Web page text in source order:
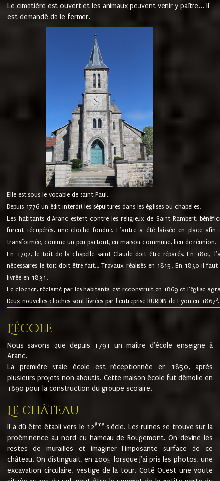
Le cimetière est ouvert et les animaux peuvent venir y paître... Il
est demandé de le fermer.
Elle est sous le vocable de saint Paul.
Depuis 1776 un édit interdit les sépultures dans les églises ou chapelles.
Les habitants d'Aranc estent contre les religieux de Saint Rambert,
furent récupérés, une cloche fondue. L'autre a été laissée en place
transformée, comme un peu partout, en maison commune, lieu de réunion.
En 1792, le toit de la chapelle saint Claude doit être réparés. En 1805
nécessaires le toit doit être fait... Travaux réalisés en 1815. En 1830 il
livrée en 1831.
Le clocher, réclamé par les habitants, est reconstruit en 1869 et l'église
Deux nouvelles cloches sont livrées par l'entreprise BURDIN de Lyon en 18678.
L'école
Nous savons que depuis 1791 un maître d'école enseigne à
Aranc.
La première vraie école est réceptionnée en 1850, après
plusieurs projets non aboutis. Cette maison école fut démolie en
1890 pour la construction du groupe scolaire.
Le château
Il a dû être établi vers le 12èmesiècle. Les ruines se trouve sur la
proéminence au nord du hameau de Rougemont. On devine les
restes de murailles et imaginer l'imposante surface de ce
château. On distinguait, en 2005 lorsque j'ai pris les photos, une
excavation circulaire, vestige de la tour. Coté Ouest une voute